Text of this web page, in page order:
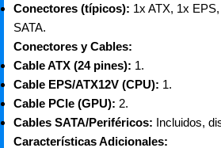
Conectores (típicos): 1x ATX, 1x
SATA.
Conectores y Cables:
Cable ATX (24 pines): 1.
Cable EPS/ATX12V (CPU): 1.
Cable PCIe (GPU): 2.
Cables SATA/Periféricos: Incluidos,
Características Adicionales: